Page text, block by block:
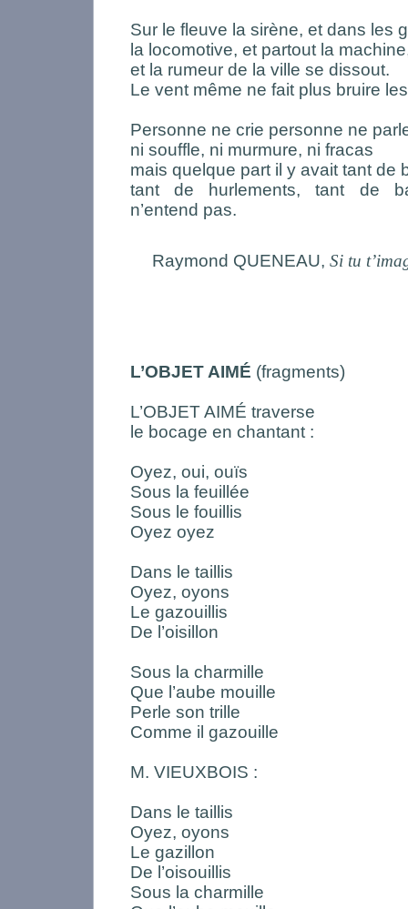
Sur le fleuve la sirène, et dans les
la locomotive, et partout la
et la rumeur de la ville se dissout.
Le vent même ne fait plus bruire
Personne ne crie personne ne
ni souffle, ni murmure, ni fracas
mais quelque part il y avait tant de
tant de hurlements, tant de
n’entend pas.
Raymond QUENEAU, Si tu
L’OBJET AIMÉ (fragments)
L’OBJET AIMÉ traverse
le bocage en chantant :
Oyez, oui, ouïs
Sous la feuillée
Sous le fouillis
Oyez oyez
Dans le taillis
Oyez, oyons
Le gazouillis
De l’oisillon
Sous la charmille
Que l’aube mouille
Perle son trille
Comme il gazouille
M. VIEUXBOIS :
Dans le taillis
Oyez, oyons
Le gazillon
De l’oisouillis
Sous la charmille